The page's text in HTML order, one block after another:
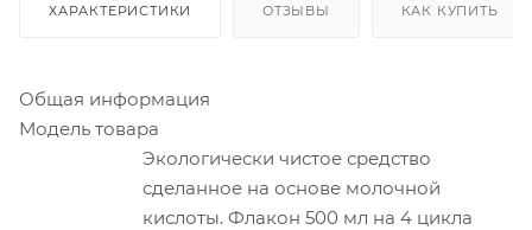
ХАРАКТЕРИСТИКИ ОТЗЫВЫ КАК КУПИТЬ
Общая информация
Модель товара
Экологически чистое средство
сделанное на основе молочной
кислоты. Флакон 500 мл на 4 цикла